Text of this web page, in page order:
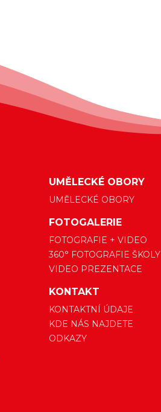
UMĚLECKÉ OBORY
UMĚLECKÉ OBORY
FOTOGALERIE
FOTOGRAFIE + VIDEO
360° FOTOGRAFIE ŠKOLY
VIDEO PREZENTACE
KONTAKT
KONTAKTNÍ ÚDAJE
KDE NÁS NAJDETE
ODKAZY